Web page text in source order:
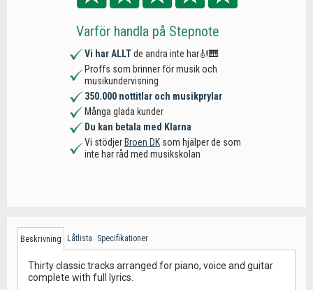
Varför handla på Stepnote
Vi har ALLTde andra inte har🎻🎹
Proffs som brinner för musik och
musikundervisning
350.000 nottitlar och musikprylar
Många glada kunder
Du kan betala med Klarna
Vi stödjer Broen DKsom hjälper de som
inte har råd med musikskolan
Beskrivning Låtlista Specifikationer
Thirty classic tracks arranged for piano, voice and guitar
complete with full lyrics.